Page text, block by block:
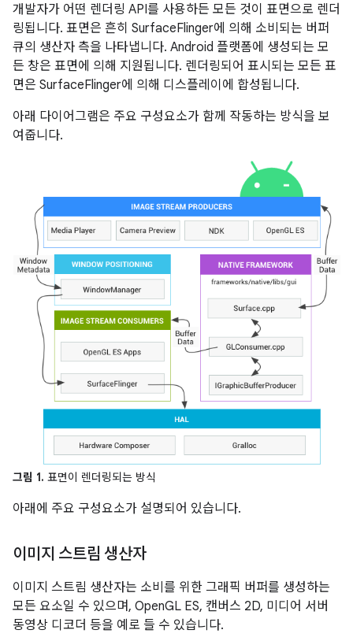
개발자가 어떤 렌더링 API를 사용하든 모든 것이 표면으로 렌더
링됩니다. 표면은 흔히 SurfaceFlinger에 의해 소비되는 버퍼
큐의 생산자 측을 나타냅니다. Android 플랫폼에 생성되는 모
든 창은 표면에 의해 지원됩니다. 렌더링되어 표시되는 모든 표
면은 SurfaceFlinger에 의해 디스플레이에 합성됩니다.
아래 다이어그램은 주요 구성요소가 함께 작동하는 방식을 보
여줍니다.
그림 1. 표면이 렌더링되는 방식
아래에 주요 구성요소가 설명되어 있습니다.
이미지 스트림 생산자
이미지 스트림 생산자는 소비를 위한 그래픽 버퍼를 생성하는
모든 요소일 수 있으며, OpenGL ES, 캔버스 2D, 미디어 서버
동영상 디코더 등을 예로 들 수 있습니다.